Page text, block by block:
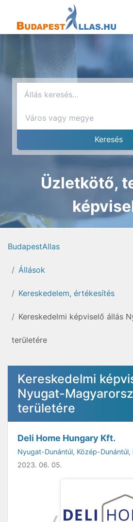
Üzletkötő,
BudapestAllas
Állások
Kereskedelem, értékesítés
Kereskedelmi képviselő állás
területére
Kereskedelmi
Nyugat-
területére
Deli Home Hungary Kft.
Nyugat-Dunántúl, Közép-Dunántúl,
2023. 06. 05.